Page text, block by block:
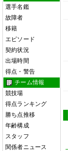
選手名鑑
故障者
移籍
エピソード
契約状況
出場時間
得点・警告
チーム情報
競技場
得点ランキング
勝ち点推移
年齢構成
スタッフ
関係者ニュース